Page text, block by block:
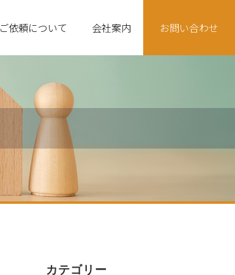
ご依頼について 会社案内 お問い合わせ
カテゴリー